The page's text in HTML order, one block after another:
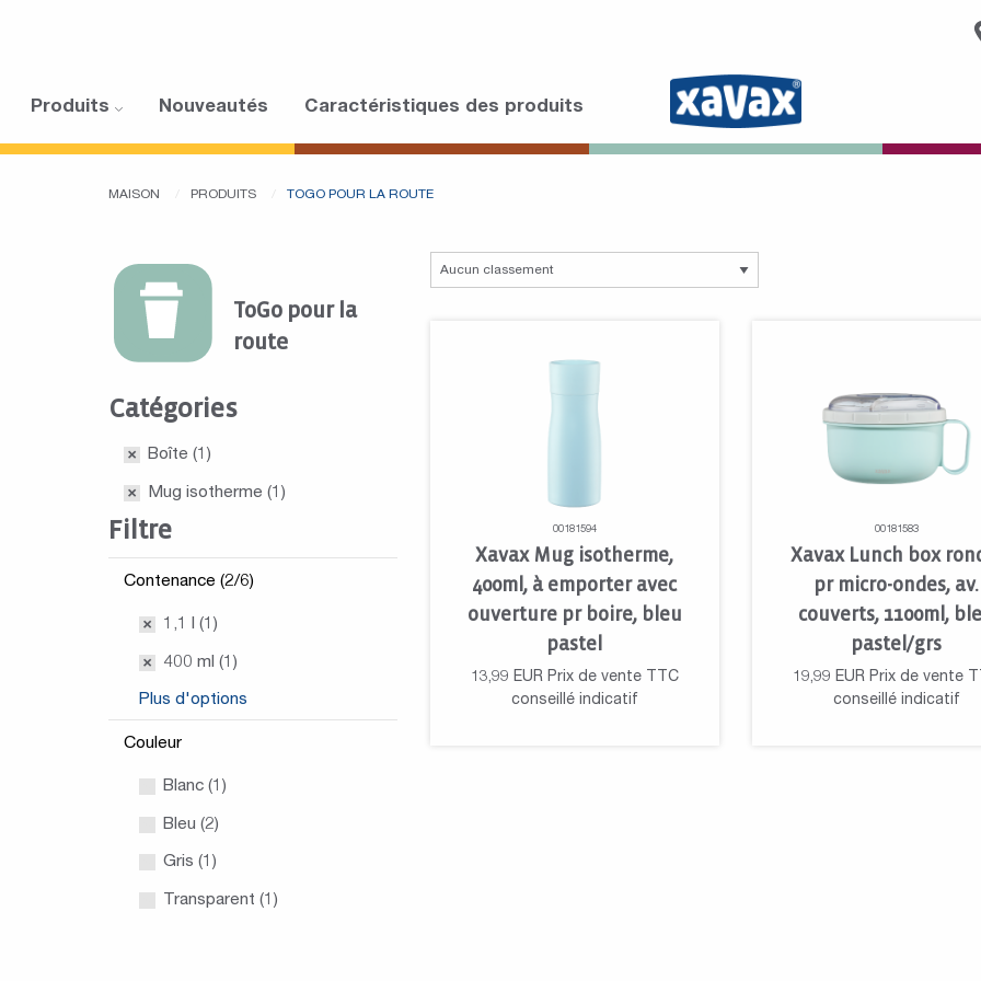
Produits Nouveautés Caractéristiques des produits
MAISON PRODUITS TOGO POUR LA ROUTE
ToGo pour la
route
Catégories
Boîte (1)
Mug isotherme (1)
Filtre
Contenance (2/6)
1,1 l (1)
400 ml (1)
Plus d'options
Couleur
Blanc (1)
Bleu (2)
Gris (1)
Transparent (1)
00181594
Xavax Mug isotherme,
400ml, à emporter avec
ouverture pr boire, bleu
pastel
13,99 EUR Prix de vente TTC
conseillé indicatif
00181583
Xavax Lunch box
pr micro-ondes, av.
couverts, 1100ml,
pastel/grs
19,99 EUR Prix de vente
conseillé indicatif